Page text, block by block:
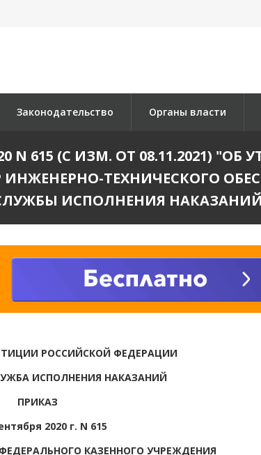
Законодательство Органы власти
N 615 (С ИЗМ. ОТ 08.11.2021)
ТЕХНИЧЕСКОГО
ИСПОЛНЕНИЯ
РОССИЙСКОЙ ФЕДЕРАЦИИ
ИСПОЛНЕНИЯ НАКАЗАНИЙ
ПРИКАЗ
2020 г. N 615
КАЗЕННОГО УЧРЕЖДЕНИЯ